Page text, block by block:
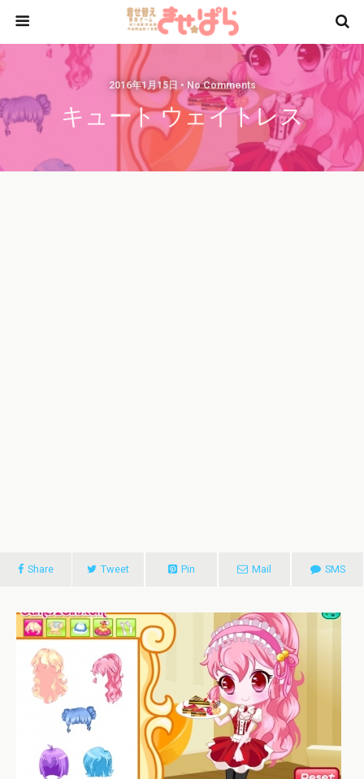
2016年1月15日 • No Comments
キュート ウェイトレス
Share Tweet Pin Mail SMS